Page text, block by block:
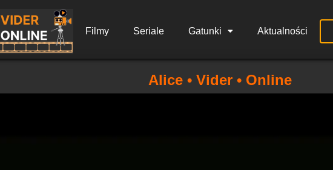
Filmy Seriale Gatunki Aktualności
Alice • Vider • Online